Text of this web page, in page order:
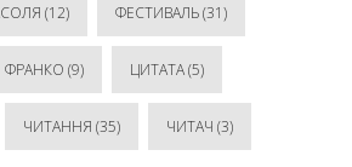
(12) ФЕСТИВАЛЬ(31)
ФРАНКО (9) ЦИТАТА(5)
ЧИТАННЯ (35) ЧИТАЧ (3)